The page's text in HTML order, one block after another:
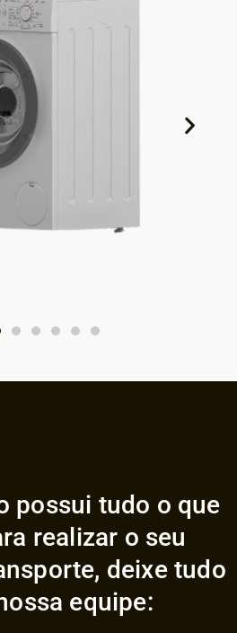
possui tudo o que
realizar o seu
deixe tudo
equipe: